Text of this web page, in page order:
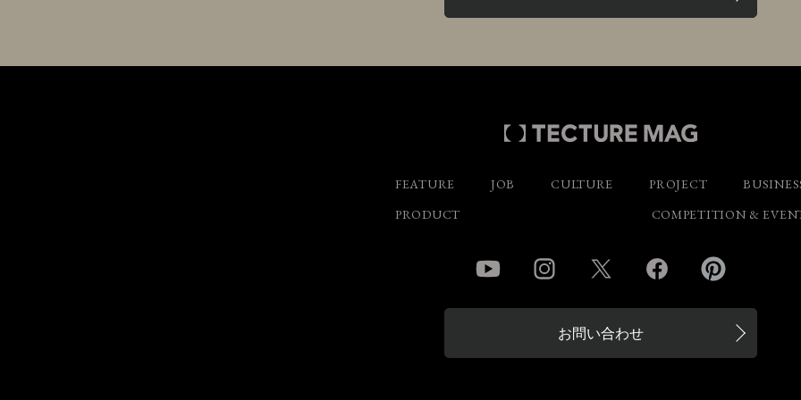
FEATURE JOB CULTURE PROJECT
PRODUCT
COMPETITION &
YouTube Instagram Twitter Facebook
お問い合わせ